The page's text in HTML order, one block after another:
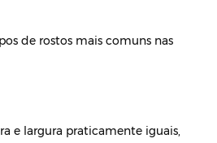
de rostos mais comuns nas
e largura praticamente iguais,